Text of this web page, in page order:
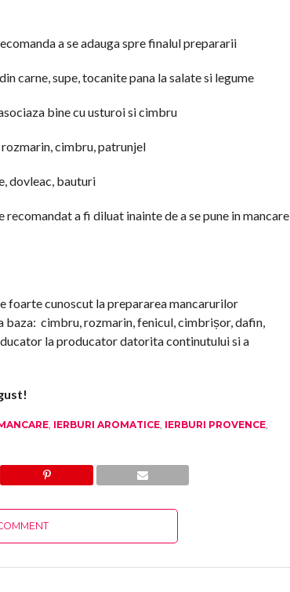
a se adauga spre finalul prepararii
carne, supe, tocanite pana la salate si legume
bine cu usturoi si cimbru
rozmarin, cimbru, patrunjel
dovleac, bauturi
a fi diluat inainte de a se pune in mancare
foarte cunoscut la prepararea mancarurilor
baza: cimbru, rozmarin, fenicul, cimbrișor, dafin,
la producator datorita continutului si a
, IERBURI AROMATICE, IERBURI PROVENCE,